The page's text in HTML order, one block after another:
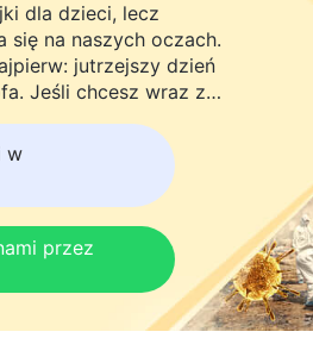
dla dzieci, lecz
na naszych oczach.
jutrzejszy dzień
Jeśli chcesz wraz z
i znaleźć
kliknij
dołączyć do
tego do jutra.
w
przez